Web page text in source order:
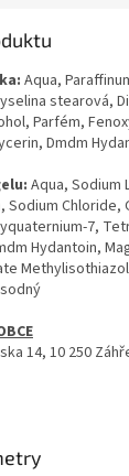
Aqua,
stearová,
Parfém,
Dmdm
Aqua, Sodium
Chloride,
7,
Hydantoin,
14, 10 250